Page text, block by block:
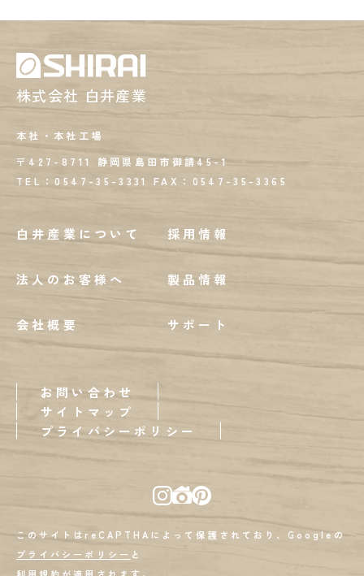
株式会社 白井産業
本社・本社工場
〒427-8711 静岡県島田市御請45-1
TEL：0547-35-3331
FAX： 0547-35-3365
白井産業について
法人のお客様へ
会社概要
採用情報
製品情報
サポート
お問い合わせ
サイトマップ
プライバシーポリシー
このサイトはreCAPTHAによって保護されており、Googleの
プライバシーポリシー と
利用規約 が適用されます。